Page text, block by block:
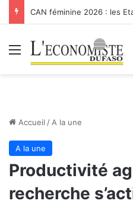
Menu
Accueil / A la une
A la une
Productivité
recherche